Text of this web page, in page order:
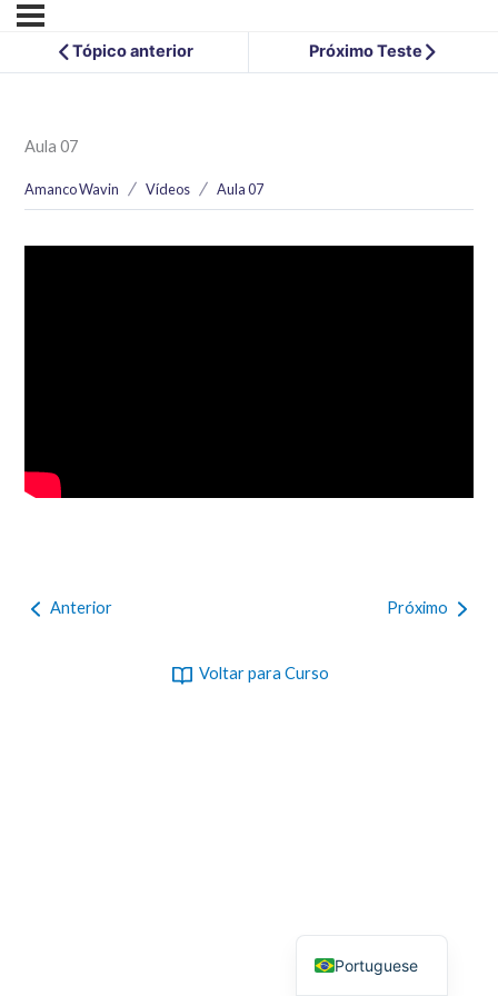
Tópico anterior Próximo Teste
Aula 07
Amanco Wavin Vídeos Aula 07
Anterior Próximo
Voltar para Curso
Portuguese